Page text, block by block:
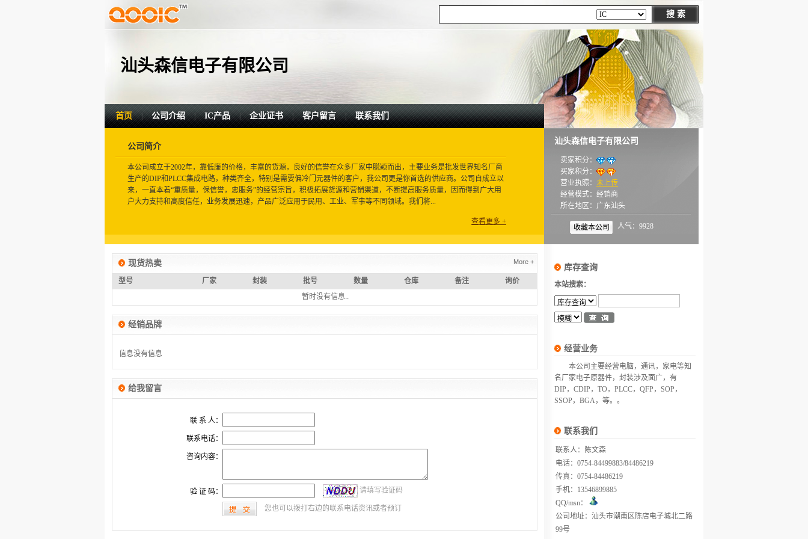
汕头森信电子有限公司
首页 | 公司介绍 | IC产品 | 企业证书 | 客户留言 | 联系我们
公司简介
本公司成立于2002年，靠低廉的价格，丰富的货源，良好的信誉在众多厂家中脱颖而出，主要业务是批发世界知名厂商
生产的DIP和PLCC集成电路，种类齐全，特别是需要偏冷门元器件的客户，我公司更是你首选的供应商。公司自成立以
来，一直本着“重质量，保信誉，忠服务”的经营宗旨，积极拓展货源和营销渠道，不断提高服务质量，因而得到广大用
户大力支持和高度信任，业务发展迅速，产品广泛应用于民用、工业、军事等不同领域。我们将...
查看更多 +
现货热卖 More +
型号 厂家 封装 批号 数量 仓库 备注
询价
暂时没有信息..
经销品牌
没有信息没有信息
给我留言
联 系 人：
联系电话：
咨询内容：
验 证 码： 请填写验证码
您也可以拨打右边的联系电话资讯或者预订
汕头森信电子有限公司
卖家积分：
买家积分：
营业执照： 未上传
经营模式：经销商
所在地区：广东汕头
收藏本公司 人气：9928
库存查询
本站搜索：
经营业务
本公司主要经营电脑，通讯，家电等知
名厂家电子原器件，封装涉及面广，有
DIP，CDIP，TO，PLCC，QFP，SOP，
SSOP，BGA，等。。
联系我们
联系人：陈文森
电话：0754-84499883/84486219
传真：0754-84486219
手机：13546899885
QQ/msn：
公司地址：汕头市潮南区陈店电子城北二路
99号